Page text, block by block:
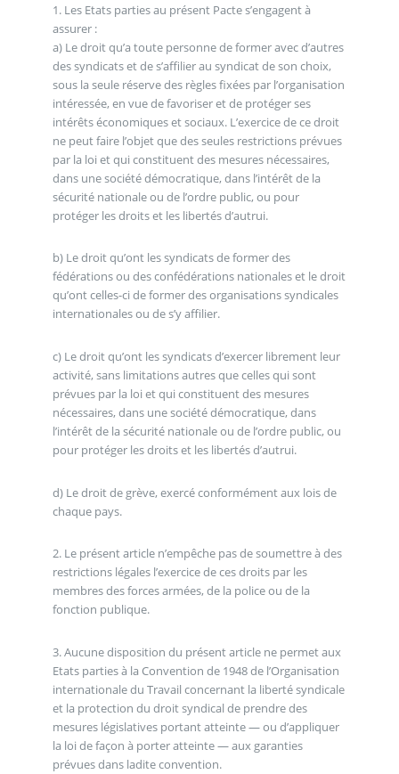
1. Les Etats parties au présent Pacte s’engagent à
assurer :
a) Le droit qu’a toute personne de former avec d’autres
des syndicats et de s’affilier au syndicat de son choix,
sous la seule réserve des règles fixées par l’organisation
intéressée, en vue de favoriser et de protéger ses
intérêts économiques et sociaux. L’exercice de ce droit
ne peut faire l’objet que des seules restrictions prévues
par la loi et qui constituent des mesures nécessaires,
dans une société démocratique, dans l’intérêt de la
sécurité nationale ou de l’ordre public, ou pour
protéger les droits et les libertés d’autrui.
b) Le droit qu’ont les syndicats de former des
fédérations ou des confédérations nationales et le droit
qu’ont celles-ci de former des organisations syndicales
internationales ou de s’y affilier.
c) Le droit qu’ont les syndicats d’exercer librement leur
activité, sans limitations autres que celles qui sont
prévues par la loi et qui constituent des mesures
nécessaires, dans une société démocratique, dans
l’intérêt de la sécurité nationale ou de l’ordre public, ou
pour protéger les droits et les libertés d’autrui.
d) Le droit de grève, exercé conformément aux lois de
chaque pays.
2. Le présent article n’empêche pas de soumettre à des
restrictions légales l’exercice de ces droits par les
membres des forces armées, de la police ou de la
fonction publique.
3. Aucune disposition du présent article ne permet aux
Etats parties à la Convention de 1948 de l’Organisation
internationale du Travail concernant la liberté syndicale
et la protection du droit syndical de prendre des
mesures législatives portant atteinte — ou d’appliquer
la loi de façon à porter atteinte — aux garanties
prévues dans ladite convention.